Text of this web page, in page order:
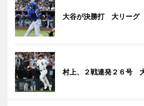
大谷が決勝打 大リーグ
村上、２戦連発２６号